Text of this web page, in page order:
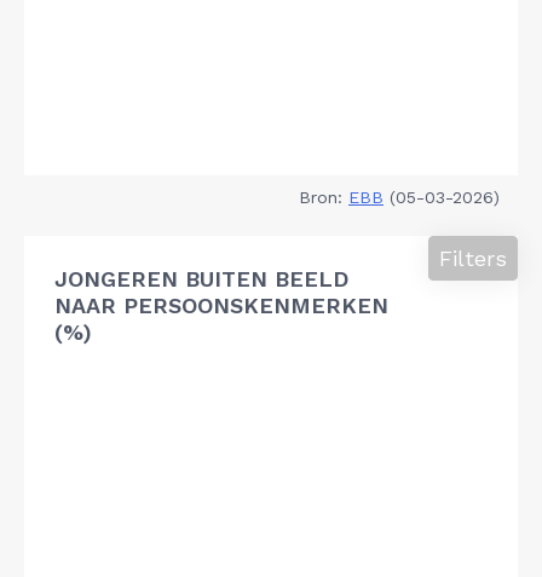
Bron: EBB (05-03-2026)
JONGEREN BUITEN BEELD
NAAR PERSOONSKENMERKEN
(%)
Filters